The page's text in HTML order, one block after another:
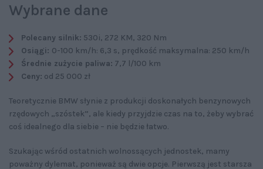
Wybrane dane
Polecany silnik: 530i, 272 KM, 320 Nm
Osiągi: 0-100 km/h: 6,3 s, prędkość maksymalna: 250 km/h
Średnie zużycie paliwa: 7,7 l/100 km
Ceny: od 25 000 zł
Teoretycznie BMW słynie z produkcji doskonałych benzynowych
rzędowych „szóstek”, ale kiedy przyjdzie czas na to, żeby wybrać
coś idealnego dla siebie – nie będzie łatwo.
Szukając wśród ostatnich wolnossących jednostek, mamy
poważny dylemat, ponieważ są dwie opcje. Pierwszą jest starsza